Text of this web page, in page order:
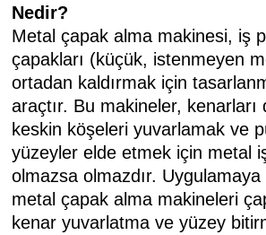
Nedir?
Metal çapak alma makinesi, iş
çapakları (küçük, istenmeyen
ortadan kaldırmak için
araçtır. Bu makineler, kenarları
keskin köşeleri yuvarlamak ve
yüzeyler elde etmek için metal
olmazsa olmazdır. Uygulamaya
metal çapak alma makineleri
kenar yuvarlatma ve yüzey